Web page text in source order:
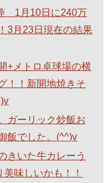
1月10日に240万
3月23日現在の結果
+メトロ卓球場の横
！！新開地焼きそ
ガーリック炒飯お
飯でした。(^^)v
きいた牛カレーう
味しいかも！！